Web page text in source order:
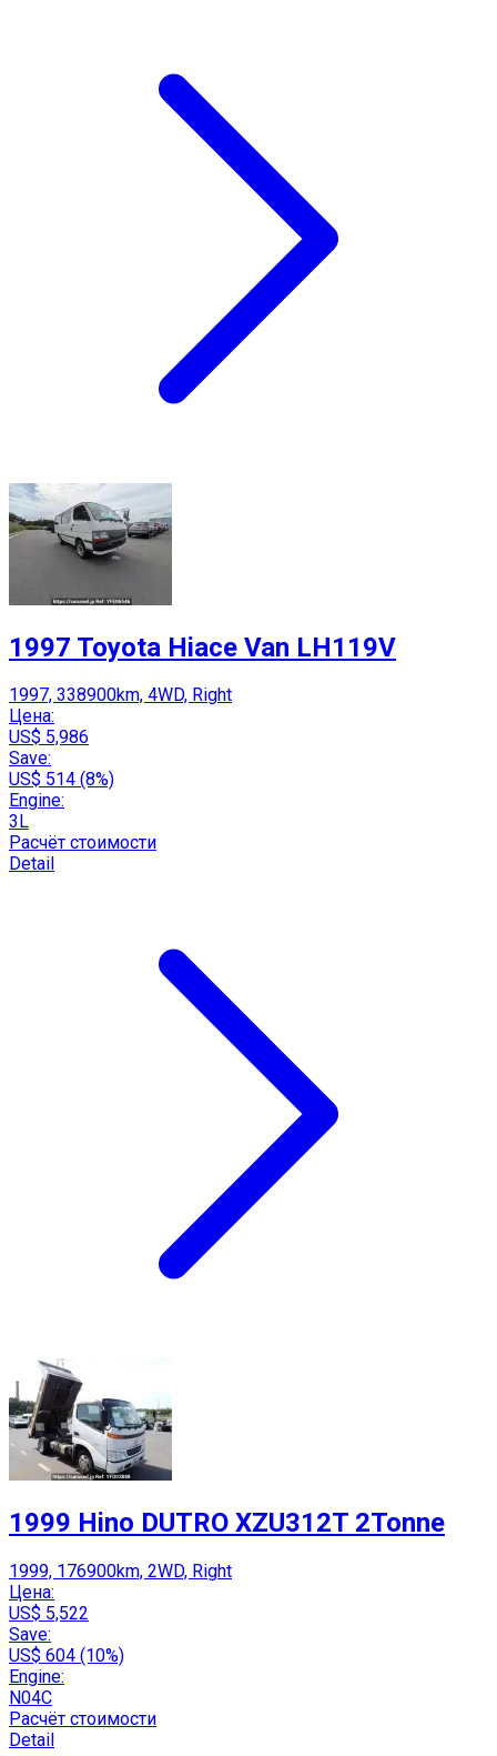
1997 Toyota Hiace Van LH119V
1997, 338900km, 4WD, Right
Цена:
US$ 5,986
Save:
US$ 514 (8%)
Engine:
3L
Расчёт стоимости
Detail
1999 Hino DUTRO XZU312T 2Tonne
1999, 176900km, 2WD, Right
Цена:
US$ 5,522
Save:
US$ 604 (10%)
Engine:
N04C
Расчёт стоимости
Detail